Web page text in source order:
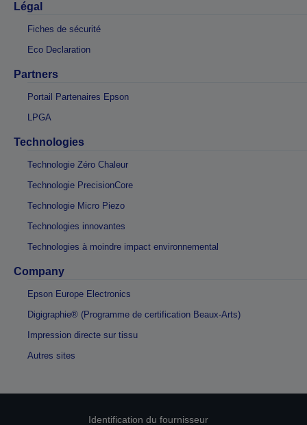
Légal
Fiches de sécurité
Eco Declaration
Partners
Portail Partenaires Epson
LPGA
Technologies
Technologie Zéro Chaleur
Technologie PrecisionCore
Technologie Micro Piezo
Technologies innovantes
Technologies à moindre impact environnemental
Company
Epson Europe Electronics
Digigraphie® (Programme de certification Beaux-Arts)
Impression directe sur tissu
Autres sites
Identification du fournisseur